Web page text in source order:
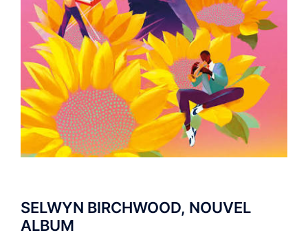
SELWYN BIRCHWOOD, NOUVEL
ALBUM